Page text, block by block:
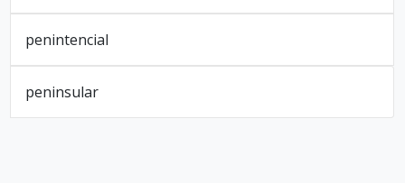
penintencial
peninsular